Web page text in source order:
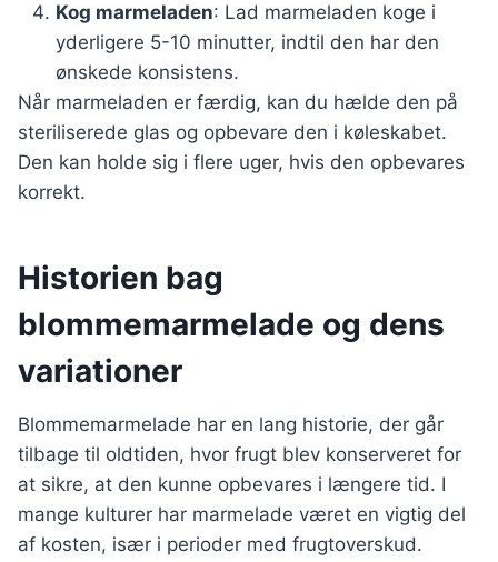
Kog marmeladen: Lad marmeladen koge i
yderligere 5-10 minutter, indtil den har den
ønskede konsistens.
Når marmeladen er færdig, kan du hælde den på
steriliserede glas og opbevare den i køleskabet.
Den kan holde sig i flere uger, hvis den opbevares
korrekt.
Historien bag
blommemarmelade og dens
variationer
Blommemarmelade har en lang historie, der går
tilbage til oldtiden, hvor frugt blev konserveret for
at sikre, at den kunne opbevares i længere tid. I
mange kulturer har marmelade været en vigtig del
af kosten, især i perioder med frugtoverskud.